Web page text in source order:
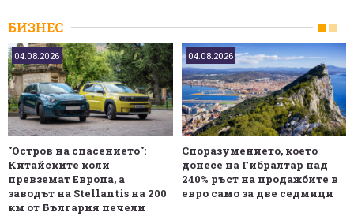
БИЗНЕС
04.08.2026
"Остров на спасението":
Китайските коли
превземат Европа, а
заводът на Stellantis на 200
км от България печели
04.08.2026
Споразумението, което
донесе на Гибралтар над
240% ръст на продажбите в
евро само за две седмици